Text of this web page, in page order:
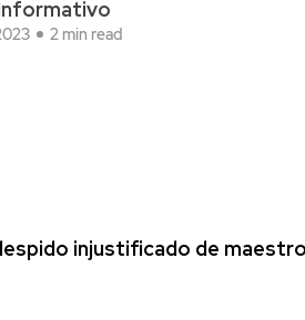
2 min read